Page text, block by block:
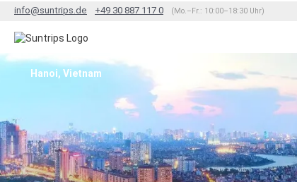
info@suntrips.de +49 30 887 117 0 (Mo.–Fr.: 10:00–18:30 Uhr)
Hanoi, Vietnam